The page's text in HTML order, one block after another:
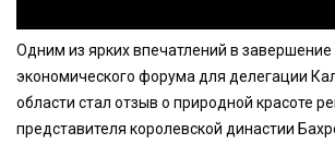
Одним из ярких впечатлений в завершение
экономического форума для делегации
области стал отзыв о природной красоте
представителя королевской династии